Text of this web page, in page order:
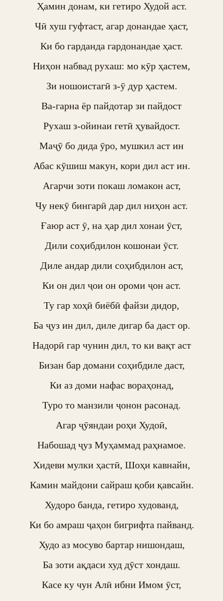
Ҳамин донам, ки гетиро Худой аст.
Чӣ хуш гуфтаст, агар донандае ҳаст,
Ки бо гарданда гардонандае ҳаст.
Ниҳон набвад рухаш: мо кӯр ҳастем,
Зи ношоистагӣ з-ӯ дур ҳастем.
Ва-гарна ёр пайдотар зи пайдост
Рухаш з-ойинаи гетӣ ҳувайдост.
Маҷӯ бо дида ӯро, мушкил аст ин
Абас кӯшиш макун, кори дил аст ин.
Агарчи зоти покаш ломакон аст,
Чу некӯ бингарӣ дар дил ниҳон аст.
Ғаюр аст ӯ, на ҳар дил хонаи ӯст,
Дили соҳибдилон кошонаи ӯст.
Диле андар дили соҳибдилон аст,
Ки он дил ҷои он ороми ҷон аст.
Ту гар хоҳӣ биёбӣ файзи дидор,
Ба ҷуз ин дил, диле дигар ба даст ор.
Надорӣ гар чунин дил, то ки вақт аст
Бизан бар домани соҳибдиле даст,
Ки аз доми нафас вораҳонад,
Туро то манзили ҷонон расонад.
Агар ҷӯяндаи роҳи Худоӣ,
Набошад ҷуз Муҳаммад раҳнамое.
Хидеви мулки ҳастӣ, Шоҳи кавнайн,
Камин майдони сайраш қоби қавсайн.
Худоро банда, гетиро худованд,
Ки бо амраш ҷаҳон бигрифта пайванд.
Худо аз мосуво бартар нишондаш,
Ба зоти ақдаси худ дӯст хондаш.
Касе ку чун Алӣ ибни Имом ӯст,